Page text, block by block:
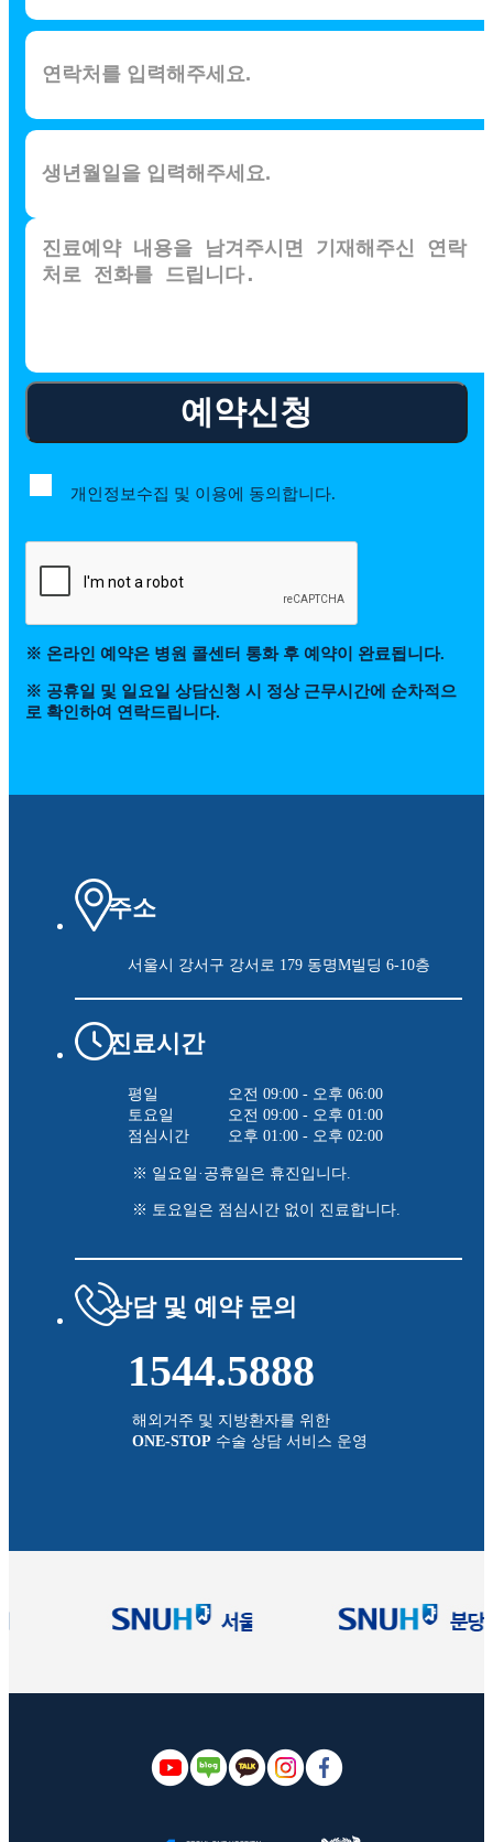
예약신청
개인정보수집 및 이용에 동의합니다.
※ 온라인 예약은 병원 콜센터 통화 후 예약이 완료됩니다.
※ 공휴일 및 일요일 상담신청 시 정상 근무시간에 순차적으
로 확인하여 연락드립니다.
주소
서울시 강서구 강서로 179 동명M빌딩 6-10층
진료시간
평일
오전 09:00 - 오후 06:00
토요일
오전 09:00 - 오후 01:00
점심시간
오후 01:00 - 오후 02:00
※ 일요일·공휴일은 휴진입니다.
※ 토요일은 점심시간 없이 진료합니다.
상담 및 예약 문의
1544.5888
해외거주 및 지방환자를 위한
ONE-STOP 수술 상담 서비스 운영